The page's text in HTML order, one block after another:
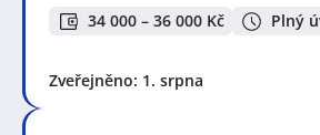
34 000 – 36 000 Kč Plný
Zveřejněno: 1. srpna